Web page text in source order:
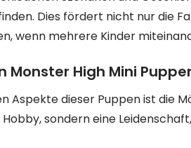
Dies fördert nicht nur die
wenn mehrere Kinder
Monster High Mini
Aspekte dieser Puppen ist die
sondern eine